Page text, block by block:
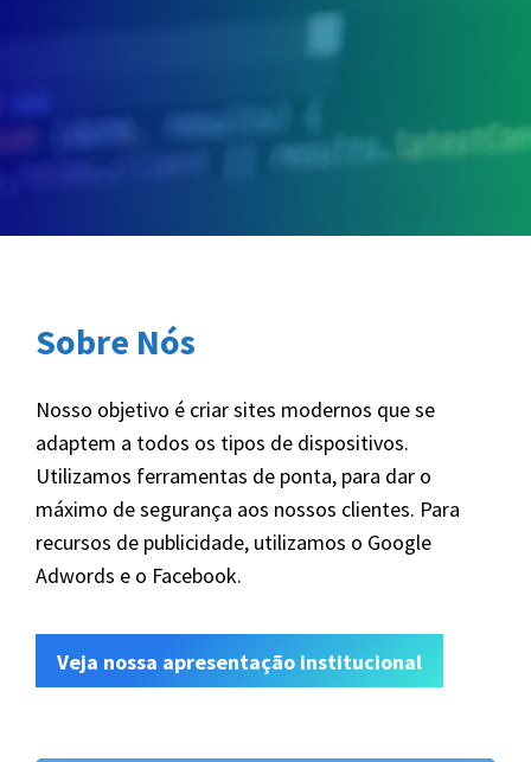
Sobre Nós
Nosso objetivo é criar sites modernos que se
adaptem a todos os tipos de dispositivos.
Utilizamos ferramentas de ponta, para dar o
máximo de segurança aos nossos clientes. Para
recursos de publicidade, utilizamos o Google
Adwords e o Facebook.
Veja nossa apresentação institucional